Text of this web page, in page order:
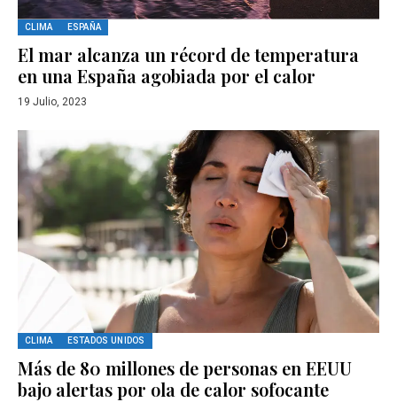
CLIMA ESPAÑA
El mar alcanza un récord de temperatura
en una España agobiada por el calor
19 Julio, 2023
CLIMA ESTADOS UNIDOS
Más de 80 millones de personas en EEUU
bajo alertas por ola de calor sofocante